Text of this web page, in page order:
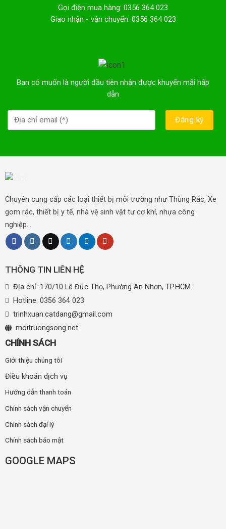
Gọi điện mua hàng: 0356 364 023
Giao nhận - vận chuyển: 0356 364 023
Bạn có muốn là người đầu tiên nhận được khuyến mãi hấp
dẫn
Chuyên cung cấp các loại thiết bị môi trường như Thùng Rác, Xe
gom rác, thiết bị y tế, nhà vệ sinh vật tư cơ khí, nhựa công
nghiệp...
THÔNG TIN LIÊN HỆ
Địa chỉ: 170/10 Lê Đức Thọ, Phường An Nhơn, TP.HCM
Hotline: 0356 364 023
trinhxuan.catdang@gmail.com
moitruongsong.net
CHÍNH SÁCH
Giới thiệu chúng tôi
Điều khoản dịch vụ
Hướng dẫn thanh toán
Chính sách vận chuyển
Chính sách đại lý
Chính sách bảo mật
GOOGLE MAPS